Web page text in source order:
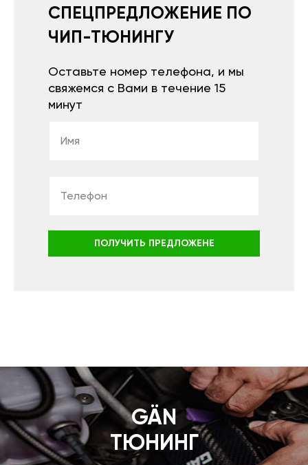
СПЕЦПРЕДЛОЖЕНИЕ ПО
ЧИП-ТЮНИНГУ
Оставьте номер телефона, и мы
свяжемся с Вами в течение 15
минут
ПОЛУЧИТЬ ПРЕДЛОЖЕНЕ
GÄN
ТЮНИНГ